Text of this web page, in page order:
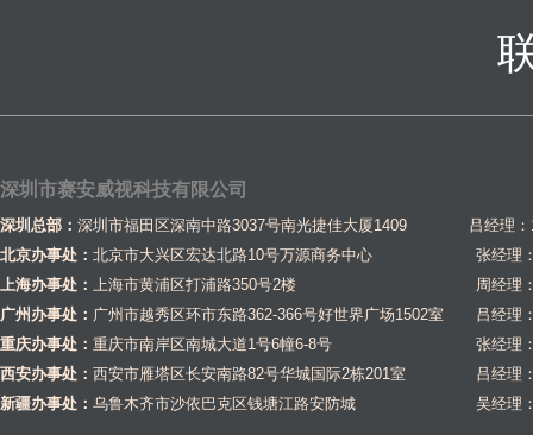
深圳市赛安威视科技有限公司
深圳总部： 深圳市福田区深南中路3037号南光捷佳大厦1409 吕经理：
北京办事处： 北京市大兴区宏达北路10号万源商务中心
张经理
上海办事处： 上海市黄浦区打浦路350号2楼
周经理
广州办事处： 广州市越秀区环市东路362-366号好世界广场1502室
吕经理
重庆办事处： 重庆市南岸区南城大道1号6幢6-8号
张经理
西安办事处： 西安市雁塔区长安南路82号华城国际2栋201室
吕经理
新疆办事处： 乌鲁木齐市沙依巴克区钱塘江路安防城 吴经理